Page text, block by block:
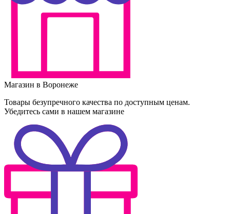
Магазин в Воронеже
Товары безупречного качества по доступным ценам.
Убедитесь сами в нашем магазине